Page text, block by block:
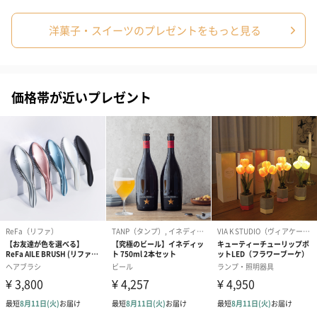
ン）（680円）
ピンク（リッチリボ
ン）（680円）
ライトブルー
ザ）（680円）
のしカード
商品の形質上、のしを直接添付できない商品にのし風のカードを
同梱します。
※のし下はご記入いただけません。
※カードのデザインは一部変更する場合があります。
洋菓子・スイーツのプレゼントをもっと見る
価格帯が近いプレゼント